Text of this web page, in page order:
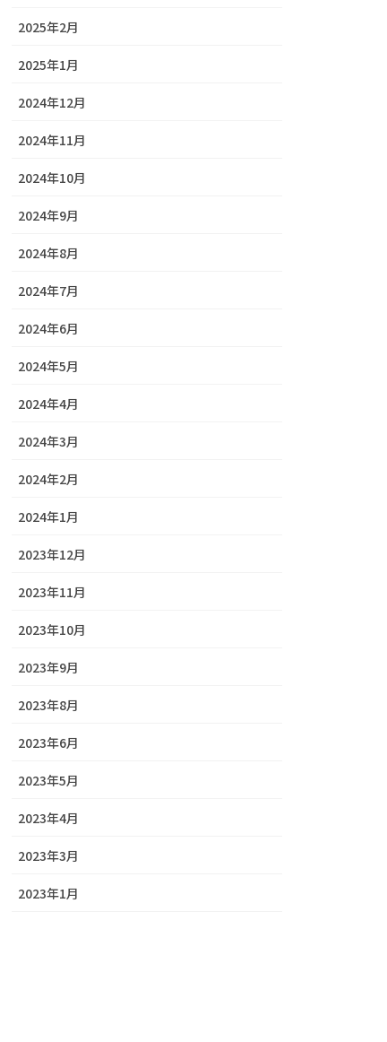
2025年2月
2025年1月
2024年12月
2024年11月
2024年10月
2024年9月
2024年8月
2024年7月
2024年6月
2024年5月
2024年4月
2024年3月
2024年2月
2024年1月
2023年12月
2023年11月
2023年10月
2023年9月
2023年8月
2023年6月
2023年5月
2023年4月
2023年3月
2023年1月